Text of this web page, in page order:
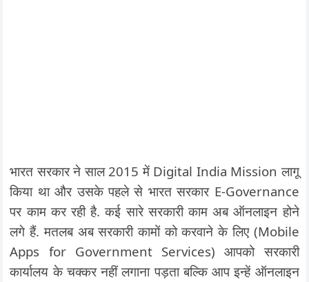
भारत सरकार ने साल 2015 में Digital India Mission लागू
किया था और उसके पहले से भारत सरकार E-Governance
पर काम कर रही है. कई सारे सरकारी काम अब ऑनलाइन होने
लगे हैं. मतलब अब सरकारी कामों को करवाने के लिए (Mobile
Apps for Government Services) आपको सरकारी
कार्यालय के चक्कर नहीं लगाना पड़ता बल्कि आप इन्हें ऑनलाइन